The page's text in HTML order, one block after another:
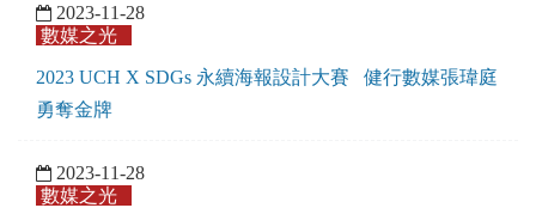
2023-11-28
數媒之光
2023 UCH X SDGs 永續海報設計大賽 健行數媒張瑋庭
勇奪金牌
2023-11-28
數媒之光